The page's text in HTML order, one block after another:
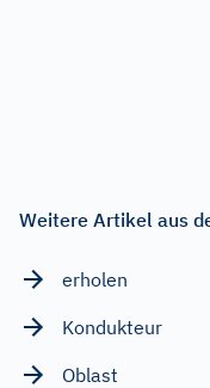
Weitere Artikel aus
erholen
Kondukteur
Oblast